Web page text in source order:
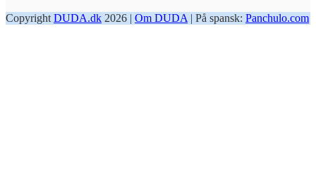
Copyright DUDA.dk 2026 | Om DUDA | På spansk: Panchulo.com